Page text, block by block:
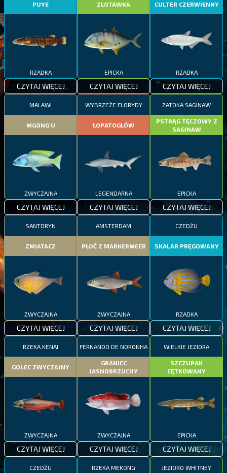
PUYE
RZADKA
CZYTAJ WIĘCEJ
ZŁOTAWKA
EPICKA
CZYTAJ WIĘCEJ
CULTER CZERWIENNY
RZADKA
CZYTAJ WIĘCEJ
MALAWI
MGONG'U
ZWYCZAJNA
CZYTAJ WIĘCEJ
WYBRZEŻE FLORYDY
ŁOPATOGŁÓW
LEGENDARNA
CZYTAJ WIĘCEJ
ZATOKA SAGINAW
PSTRĄG TĘCZOWY Z
SAGINAW
EPICKA
CZYTAJ WIĘCEJ
SANTORYN
ZMIATACZ
ZWYCZAJNA
CZYTAJ WIĘCEJ
AMSTERDAM
PŁOĆ Z MARKERMEER
ZWYCZAJNA
CZYTAJ WIĘCEJ
CZEDŻU
SKALAR PRĘGOWANY
RZADKA
CZYTAJ WIĘCEJ
RZEKA KENAI
GOLEC ZWYCZAJNY
ZWYCZAJNA
CZYTAJ WIĘCEJ
FERNANDO DE NORONHA
GRANIEC
JASNOBRZUCHY
ZWYCZAJNA
CZYTAJ WIĘCEJ
WIELKIE JEZIORA
SZCZUPAK
CĘTKOWANY
EPICKA
CZYTAJ WIĘCEJ
CZEDŻU RZEKA MEKONG JEZIORO WHITNEY